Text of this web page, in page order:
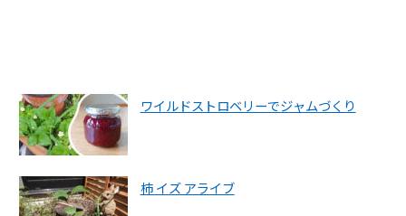
ワイルドストロベリーでジャムづくり
柿 イズ アライブ